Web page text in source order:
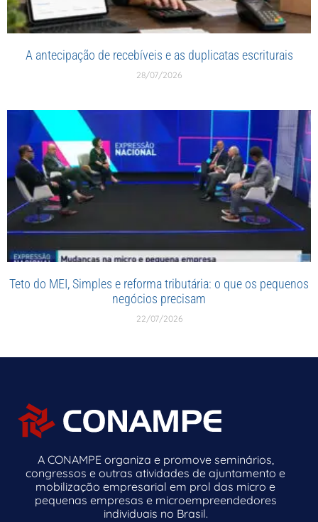
A antecipação de recebíveis e as duplicatas escriturais
28/07/2026
Teto do MEI, Simples e reforma tributária: o que os pequenos
negócios precisam
22/07/2026
A CONAMPE organiza e promove seminários,
congressos e outras atividades de ajuntamento e
mobilização empresarial em prol das micro e
pequenas empresas e microempreendedores
individuais no Brasil.